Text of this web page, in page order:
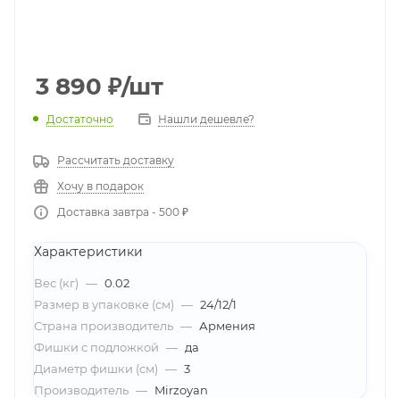
3 890 ₽/шт
Достаточно Нашли дешевле?
Рассчитать доставку
Хочу в подарок
Доставка завтра - 500 ₽
Характеристики
Вес (кг) — 0.02
Размер в упаковке (см) — 24/12/1
Страна производитель — Армения
Фишки с подложкой — да
Диаметр фишки (см) — 3
Производитель — Mirzoyan